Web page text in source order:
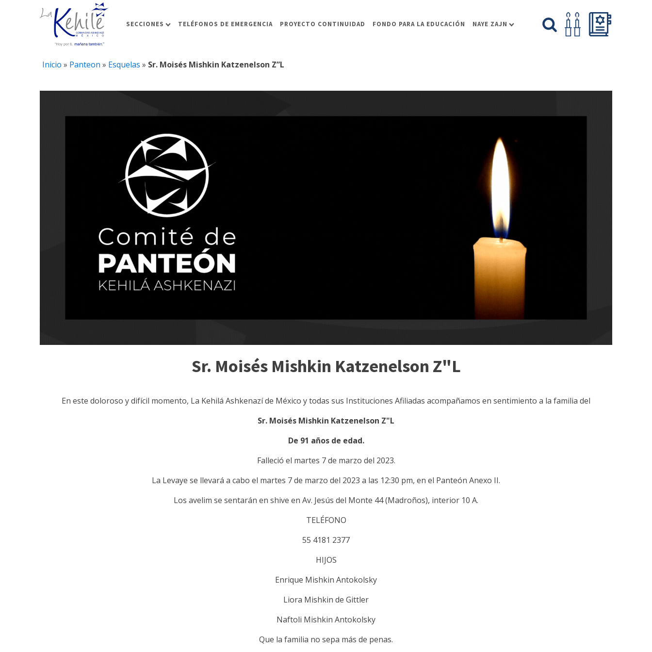
SECCIONES TELÉFONOS DE EMERGENCIA PROYECTO CONTINUIDAD FONDO PARA LA EDUCACIÓN NAYE ZAJN
Inicio » Panteon » Esquelas » Sr. Moisés Mishkin Katzenelson Z”L
Sr. Moisés Mishkin Katzenelson Z"L
En este doloroso y difícil momento, La Kehilá Ashkenazí de México y todas sus Instituciones Afiliadas acompañamos en sentimiento a la familia del
Sr. Moisés Mishkin Katzenelson Z"L
De 91 años de edad.
Falleció el martes 7 de marzo del 2023.
La Levaye se llevará a cabo el martes 7 de marzo del 2023 a las 12:30 pm, en el Panteón Anexo II.
Los avelim se sentarán en shive en Av. Jesús del Monte 44 (Madroños), interior 10 A.
TELÉFONO
55 4181 2377
HIJOS
Enrique Mishkin Antokolsky
Liora Mishkin de Gittler
Naftoli Mishkin Antokolsky
Que la familia no sepa más de penas.